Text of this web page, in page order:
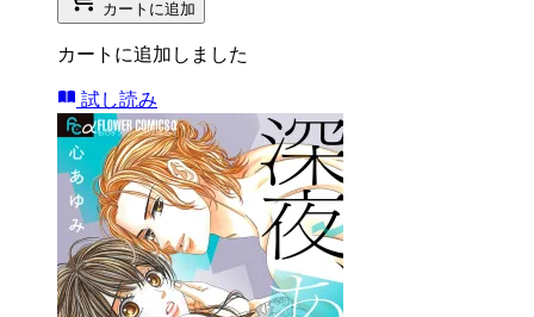
カートに追加
カートに追加しました
試し読み